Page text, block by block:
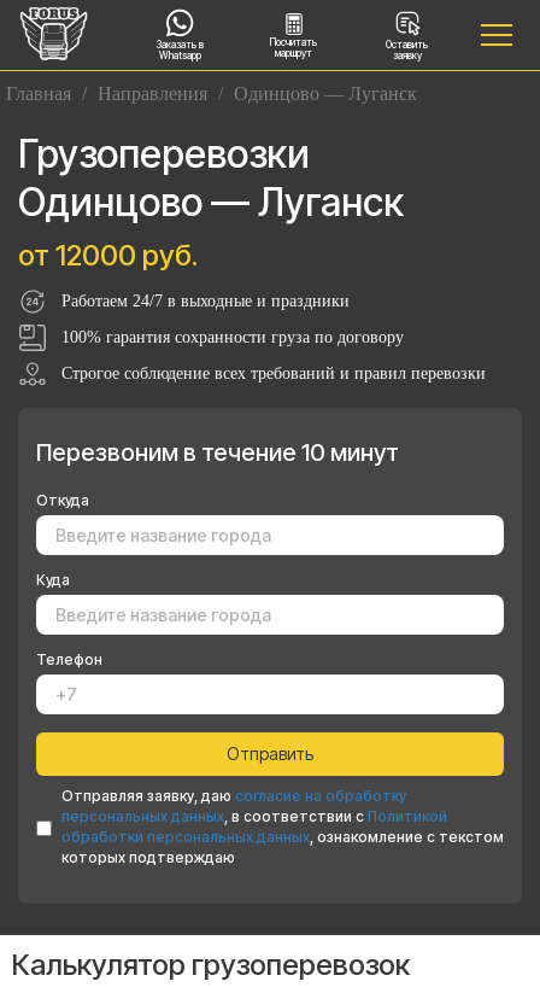
Заказать в
Whatsapp
Посчитать
маршрут
Оставить
заявку
Главная / Направления / Одинцово — Луганск
Грузоперевозки
Одинцово — Луганск
от 12000 руб.
Работаем 24/7 в выходные и праздники
100% гарантия сохранности груза по договору
Строгое соблюдение всех требований и правил перевозки
Перезвоним в течение 10 минут
Откуда
Куда
Телефон
Отправляя заявку, даю согласие на обработку
персональных данных, в соответствии с Политикой
обработки персональных данных, ознакомление с текстом
которых подтверждаю
Калькулятор грузоперевозок